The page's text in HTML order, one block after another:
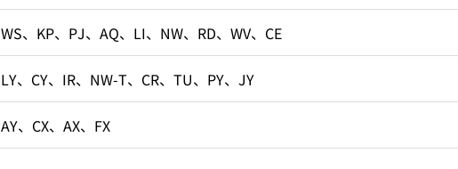
WS、KP、PJ、AQ、LI、NW、RD、WV、CE
LY、CY、IR、NW-T、CR、TU、PY、JY
AY、CX、AX、FX